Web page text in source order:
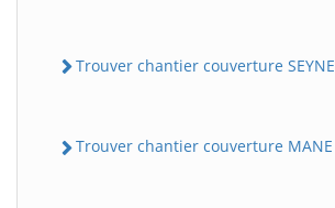
Trouver chantier couverture SEYNE
Trouver chantier couverture MANE